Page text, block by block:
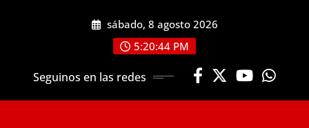
sábado, 8 agosto 2026
5:20:46 PM
Seguinos en las redes